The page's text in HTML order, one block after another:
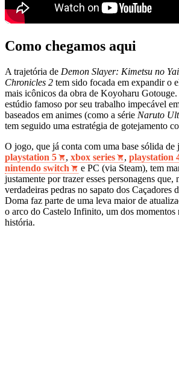
Como chegamos aqui
A trajetória de Demon Slayer: Kimetsu no
Chronicles 2 tem sido focada em expandir o
mais icônicos da obra de Koyoharu
estúdio famoso por seu trabalho impecável
baseados em animes (como a série Naruto
tem seguido uma estratégia de gotejamento
O jogo, que já conta com uma base sólida de
playstation 5
, xbox series , playstation
nintendo switch
e PC (via Steam), tem
justamente por trazer esses personagens que,
verdadeiras pedras no sapato dos Caçadores
Doma faz parte de uma leva maior de
o arco do Castelo Infinito, um dos momentos
história.